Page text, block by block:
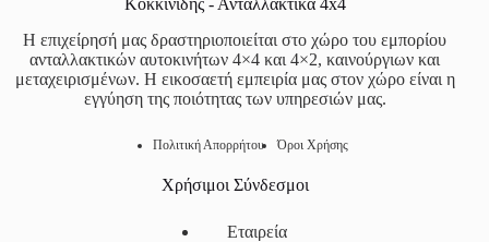
Κοκκινίδης - Ανταλλακτικά 4x4
Η επιχείρησή μας δραστηριοποιείται στο χώρο του εμπορίου
ανταλλακτικών αυτοκινήτων 4×4 και 4×2, καινούργιων και
μεταχειρισμένων. Η εικοσαετή εμπειρία μας στον χώρο είναι η
εγγύηση της ποιότητας των υπηρεσιών μας.
Πολιτική Απορρήτου Όροι Χρήσης
Χρήσιμοι Σύνδεσμοι
Εταιρεία